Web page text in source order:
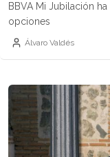
BBVA Mi Jubilación
opciones
Álvaro Valdés